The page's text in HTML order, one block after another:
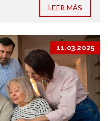
LEER MÁS
11.03.2025